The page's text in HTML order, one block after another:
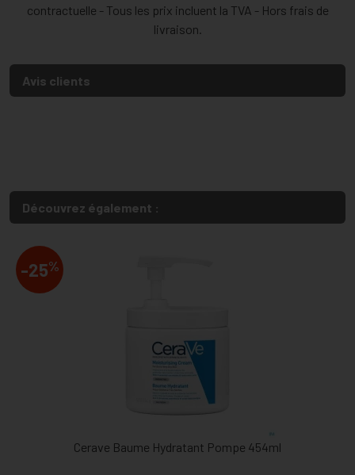
contractuelle - Tous les prix incluent la TVA - Hors frais de
livraison.
Avis clients
Découvrez également :
-25%
Cerave Baume Hydratant Pompe 454ml